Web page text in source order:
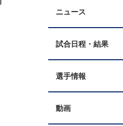
ニュース
試合日程・結果
選手情報
動画